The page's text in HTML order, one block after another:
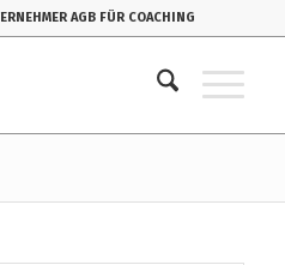
AGB FÜR COACHING